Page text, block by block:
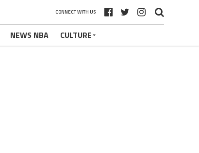
CONNECT WITH US
NEWS NBA CULTURE